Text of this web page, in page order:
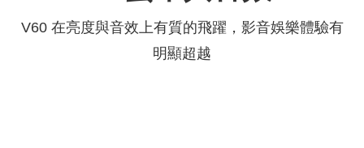
V60 在亮度與音效上有質的飛躍，影音娛樂體驗有
明顯超越